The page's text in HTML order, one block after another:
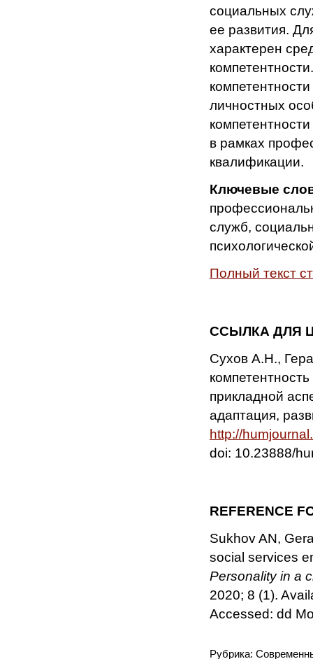
социальных
ее развития.
характерен
личностных
в рамках
квалификации.
Ключевые
служб,
Полный текст
ССЫЛКА ДЛЯ
Сухов А.Н.,
прикладной
адаптация,
http://
doi: 10.23888/
REFERENCE
Sukhov AN,
social services
Personality in a
2020; 8 (1).
Accessed: dd
Рубрика: